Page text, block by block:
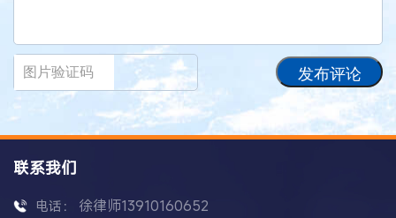
发布评论
联系我们
电话： 徐律师13910160652